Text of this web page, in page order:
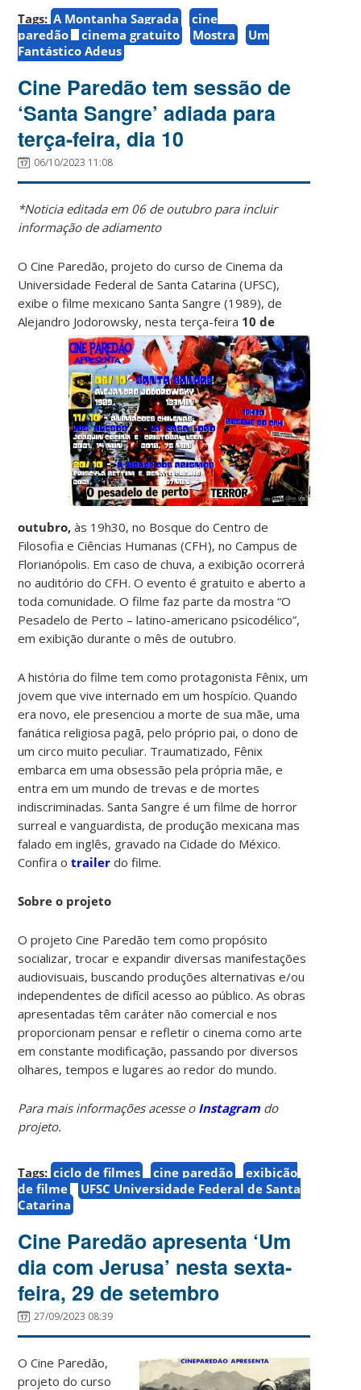
Tags: A Montanha Sagrada
cine
paredão
cinema gratuito Mostra
Um
Fantástico Adeus
Cine Paredão tem sessão de
‘Santa Sangre’ adiada para
terça-feira, dia 10
06/10/2023 11:08
*Noticia editada em 06 de outubro para incluir
informação de adiamento
O Cine Paredão, projeto do curso de Cinema da
Universidade Federal de Santa Catarina (UFSC),
exibe o filme mexicano Santa Sangre (1989), de
Alejandro Jodorowsky, nesta terça-feira 10 de
outubro, às 19h30, no Bosque do Centro de
Filosofia e Ciências Humanas (CFH), no Campus de
Florianópolis. Em caso de chuva, a exibição ocorrerá
no auditório do CFH. O evento é gratuito e aberto a
toda comunidade. O filme faz parte da mostra “O
Pesadelo de Perto – latino-americano psicodélico”,
em exibição durante o mês de outubro.
A história do filme tem como protagonista Fênix, um
jovem que vive internado em um hospício. Quando
era novo, ele presenciou a morte de sua mãe, uma
fanática religiosa pagã, pelo próprio pai, o dono de
um circo muito peculiar. Traumatizado, Fênix
embarca em uma obsessão pela própria mãe, e
entra em um mundo de trevas e de mortes
indiscriminadas. Santa Sangre é um filme de horror
surreal e vanguardista, de produção mexicana mas
falado em inglês, gravado na Cidade do México.
Confira otrailer do filme.
Sobre o projeto
O projeto Cine Paredão tem como propósito
socializar, trocar e expandir diversas manifestações
audiovisuais, buscando produções alternativas e/ou
independentes de difícil acesso ao público. As obras
apresentadas têm caráter não comercial e nos
proporcionam pensar e refletir o cinema como arte
em constante modificação, passando por diversos
olhares, tempos e lugares ao redor do mundo.
Para mais informações acesse o Instagram do
projeto.
Tags: ciclo de filmes cine paredão
exibição
de filme
UFSC Universidade Federal de Santa
Catarina
Cine Paredão apresenta ‘Um
dia com Jerusa’ nesta sexta-
feira, 29 de setembro
27/09/2023 08:39
O Cine Paredão,
projeto do curso